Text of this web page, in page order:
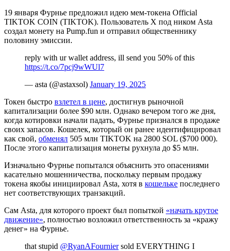
19 января Фурнье предложил идею мем-токена Official
TIKTOK COIN (TIKTOK). Пользователь X под ником Asta
создал монету на Pump.fun и отправил общественнику
половину эмиссии.
reply with ur wallet address, ill send you 50% of this
https://t.co/7pcj9wWUl7
— asta (@astaxsol) January 19, 2025
Токен быстро взлетел в цене, достигнув рыночной
капитализации более $90 млн. Однако вечером того же дня,
когда котировки начали падать, Фурнье признался в продаже
своих запасов. Кошелек, который он ранее идентифицировал
как свой, обменял 505 млн TIKTOK на 2800 SOL ($700 000).
После этого капитализация монеты рухнула до $5 млн.
Изначально Фурнье попытался объяснить это опасениями
касательно мошенничества, поскольку первым продажу
токена якобы инициировал Asta, хотя в кошельке последнего
нет соответствующих транзакций.
Сам Asta, для которого проект был попыткой «начать крутое
движение», полностью возложил ответственность за «кражу
денег» на Фурнье.
that stupid @RyanAFourniersold EVERYTHING I